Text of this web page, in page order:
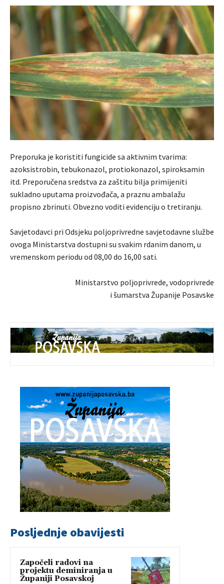
Preporuka je koristiti fungicide sa aktivnim tvarima:
azoksistrobin, tebukonazol, protiokonazol, spiroksamin
itd. Preporučena sredstva za zaštitu bilja primijeniti
sukladno uputama proizvođača, a praznu ambalažu
propisno zbrinuti. Obvezno voditi evidenciju o tretiranju.
Savjetodavci pri Odsjeku poljoprivredne savjetodavne službe
ovoga Ministarstva dostupni su svakim rdanim danom, u
vremenskom periodu od 08,00 do 16,00 sati.
Ministarstvo poljoprivrede, vodoprivrede
i šumarstva Županije Posavske
Posljednje obavijesti
Započeli radovi na
projektu deminiranja u
Županiji Posavskoj